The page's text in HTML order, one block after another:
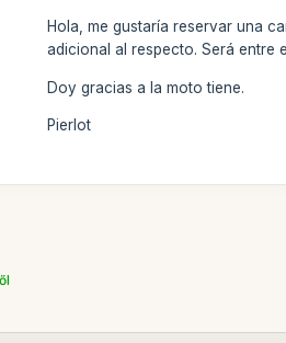
Hola, me gustaría reservar una
adicional al respecto. Será entre
Doy gracias a la moto tiene.
Pierlot